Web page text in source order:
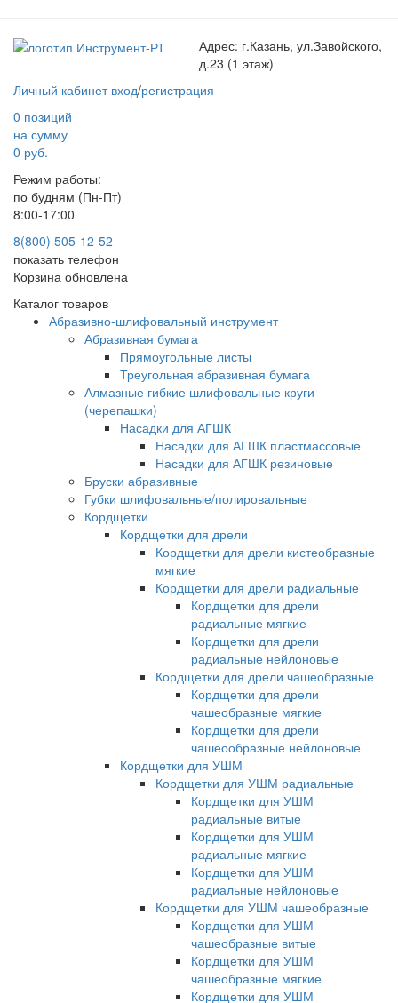
Адрес: г.Казань, ул.Завойского,
д.23 (1 этаж)
Личный кабинет вход/регистрация
0 позиций
на сумму
0 руб.
Режим работы:
по будням (Пн-Пт)
8:00-17:00
8(800) 505-12-52
показать телефон
Корзина обновлена
Каталог товаров
Абразивно-шлифовальный инструмент
Абразивная бумага
Прямоугольные листы
Треугольная абразивная бумага
Алмазные гибкие шлифовальные круги
(черепашки)
Насадки для АГШК
Насадки для АГШК пластмассовые
Насадки для АГШК резиновые
Бруски абразивные
Губки шлифовальные/полировальные
Кордщетки
Кордщетки для дрели
Кордщетки для дрели кистеобразные
мягкие
Кордщетки для дрели радиальные
Кордщетки для дрели
радиальные мягкие
Кордщетки для дрели
радиальные нейлоновые
Кордщетки для дрели чашеобразные
Кордщетки для дрели
чашеобразные мягкие
Кордщетки для дрели
чашеообразные нейлоновые
Кордщетки для УШМ
Кордщетки для УШМ радиальные
Кордщетки для УШМ
радиальные витые
Кордщетки для УШМ
радиальные мягкие
Кордщетки для УШМ
радиальные нейлоновые
Кордщетки для УШМ чашеобразные
Кордщетки для УШМ
чашеобразные витые
Кордщетки для УШМ
чашеобразные мягкие
Кордщетки для УШМ